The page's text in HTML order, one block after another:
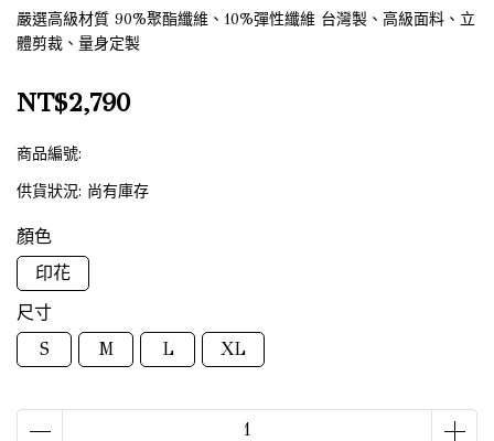
嚴選高級材質 90%聚酯纖維、10%彈性纖維 台灣製、高級面料、立
體剪裁、量身定製
NT$2,790
商品編號:
供貨狀況: 尚有庫存
顏色
印花
尺寸
S
M L XL